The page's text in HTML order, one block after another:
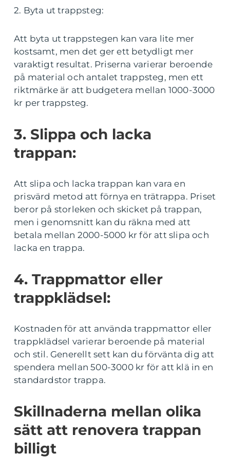
2. Byta ut trappsteg:
Att byta ut trappstegen kan vara lite mer
kostsamt, men det ger ett betydligt mer
varaktigt resultat. Priserna varierar beroende
på material och antalet trappsteg, men ett
riktmärke är att budgetera mellan 1000-3000
kr per trappsteg.
3. Slippa och lacka
trappan:
Att slipa och lacka trappan kan vara en
prisvärd metod att förnya en trätrappa. Priset
beror på storleken och skicket på trappan,
men i genomsnitt kan du räkna med att
betala mellan 2000-5000 kr för att slipa och
lacka en trappa.
4. Trappmattor eller
trappklädsel:
Kostnaden för att använda trappmattor eller
trappklädsel varierar beroende på material
och stil. Generellt sett kan du förvänta dig att
spendera mellan 500-3000 kr för att klä in en
standardstor trappa.
Skillnaderna mellan olika
sätt att renovera trappan
billigt